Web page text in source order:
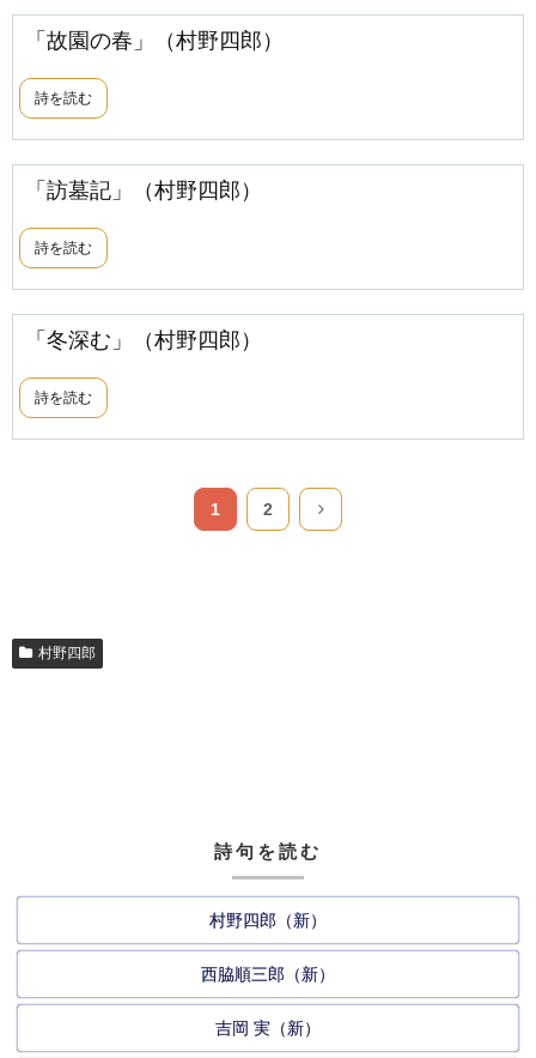
「故園の春」（村野四郎）
詩を読む
「訪墓記」（村野四郎）
詩を読む
「冬深む」（村野四郎）
詩を読む
1 2
村野四郎
詩句を読む
村野四郎（新）
西脇順三郎（新）
吉岡 実（新）